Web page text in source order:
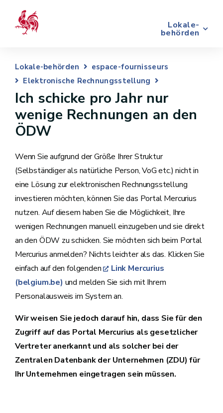
Lokale-
behörden
Lokale-behörden
espace-fournisseurs
Elektronische Rechnungsstellung
Ich schicke pro Jahr nur
wenige Rechnungen an den
ÖDW
Wenn Sie aufgrund der Größe Ihrer Struktur
(Selbständiger als natürliche Person, VoG etc.) nicht in
eine Lösung zur elektronischen Rechnungsstellung
investieren möchten, können Sie das Portal Mercurius
nutzen. Auf diesem haben Sie die Möglichkeit, Ihre
wenigen Rechnungen manuell einzugeben und sie direkt
an den ÖDW zu schicken. Sie möchten sich beim Portal
Mercurius anmelden? Nichts leichter als das. Klicken Sie
einfach auf den folgenden
Link Mercurius
(belgium.be) und melden Sie sich mit Ihrem
Personalausweis im System an.
Wir weisen Sie jedoch darauf hin, dass Sie für den
Zugriff auf das Portal Mercurius als gesetzlicher
Vertreter anerkannt und als solcher bei der
Zentralen Datenbank der Unternehmen (ZDU) für
Ihr Unternehmen eingetragen sein müssen.